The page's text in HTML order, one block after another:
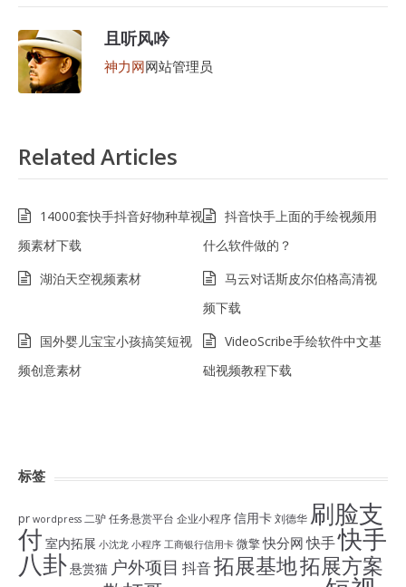
且听风吟
神力网网站管理员
Related Articles
14000套快手抖音好物种草视
频素材下载
抖音快手上面的手绘视频用
什么软件做的？
湖泊天空视频素材
马云对话斯皮尔伯格高清视
频下载
国外婴儿宝宝小孩搞笑短视
频创意素材
VideoScribe手绘软件中文基
础视频教程下载
标签
pr wordpress 二驴任务悬赏平台 企业小程序信用卡刘德华 刷脸支
付 室内拓展 小沈龙 小程序 工商银行信用卡 微擎快分网 快手快手
八卦悬赏猫 户外项目 抖音拓展基地拓展方案